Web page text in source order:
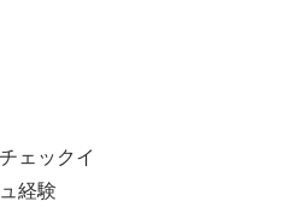
ェックイ
経験